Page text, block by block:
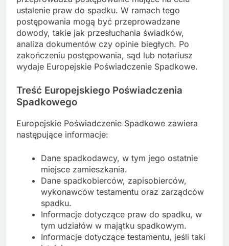
ustalenie praw do spadku. W ramach tego
postępowania mogą być przeprowadzane
dowody, takie jak przesłuchania świadków,
analiza dokumentów czy opinie biegłych. Po
zakończeniu postępowania, sąd lub notariusz
wydaje Europejskie Poświadczenie Spadkowe.
Treść Europejskiego Poświadczenia
Spadkowego
Europejskie Poświadczenie Spadkowe zawiera
następujące informacje:
Dane spadkodawcy, w tym jego ostatnie
miejsce zamieszkania.
Dane spadkobierców, zapisobierców,
wykonawców testamentu oraz zarządców
spadku.
Informacje dotyczące praw do spadku, w
tym udziałów w majątku spadkowym.
Informacje dotyczące testamentu, jeśli taki